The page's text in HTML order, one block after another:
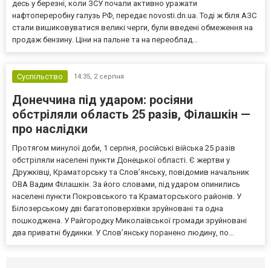
десь у березні, коли ЗСУ почали активно уражати
нафтопереробну галузь РФ, передає novosti.dn.ua. Тоді ж біля АЗС
стали вишиковуватися великі черги, були введені обмеження на
продаж бензину. Ціни на пальне та на переоблад...
Суспільство 14:35, 2 серпня
Донеччина під ударом: росіяни
обстріляли область 25 разів, Філашкін —
про наслідки
Протягом минулої доби, 1 серпня, російські війська 25 разів
обстріляли населені пункти Донецької області. Є жертви у
Дружківці, Краматорську та Слов’янську, повідомив начальник
ОВА Вадим Філашкін. За його словами, під ударом опинились
населені пункти Покровського та Краматорського районів. У
Білозерському дві багатоповерхівки зруйновані та одна
пошкоджена. У Райгородку Миколаївської громади зруйновані
два приватні будинки. У Слов’янську поранено людину, по...